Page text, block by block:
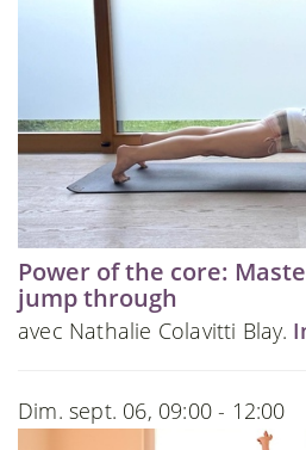
Power of the core:
jump through
avec Nathalie Colavitti Blay.
Dim. sept. 06, 09:00 - 12:00